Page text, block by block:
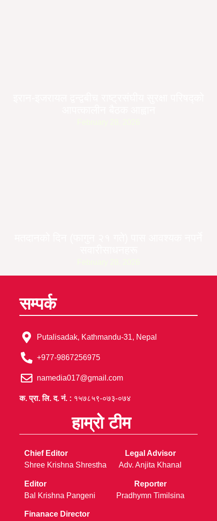
सम्पर्क
Putalisadak, Kathmandu-31, Nepal
+977-9867256975
namedia017@gmail.com
क. प्रा. लि. द. नं. : १५७८५९-०७३-०७४
हाम्रो टीम
Chief Editor
Shree Krishna Shrestha
Editor
Bal Krishna Pangeni
Finanace Director
Legal Advisor
Adv. Anjita Khanal
Reporter
Pradhymn Timilsina